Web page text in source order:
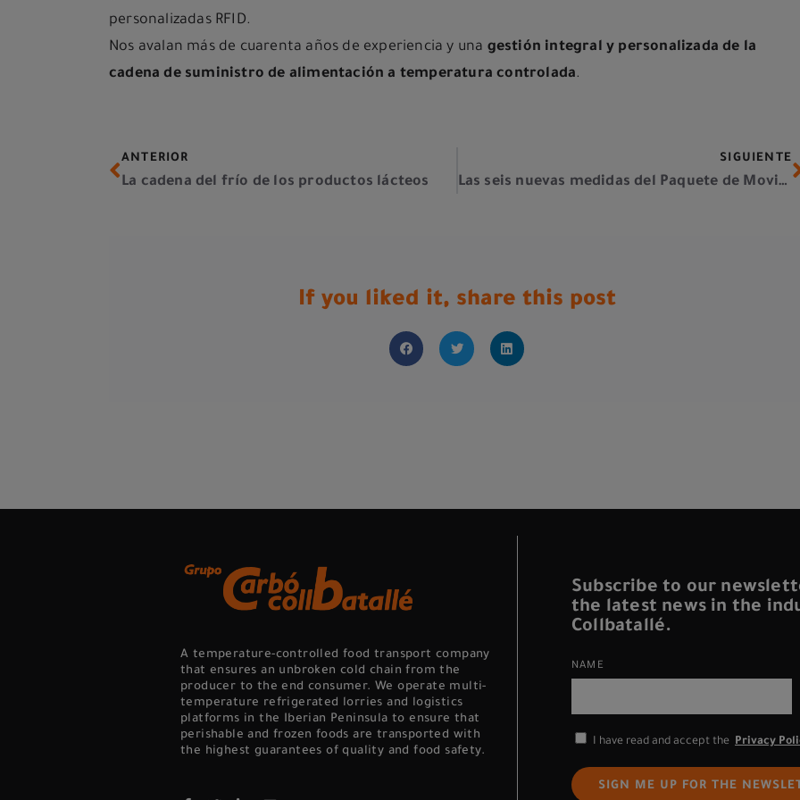
personalizadas RFID.
Nos avalan más de cuarenta años de experiencia y una gestión integral y personalizada de la
cadena de suministro de alimentación a temperatura controlada.
ANTERIOR
La cadena del frío de los productos lácteos
SIGUIENTE
Las seis nuevas medidas del Paquete de Movilidad Europeo
If you liked it, share this post
A temperature-controlled food transport company
that ensures an unbroken cold chain from the
producer to the end consumer. We operate multi-
temperature refrigerated lorries and logistics
platforms in the Iberian Peninsula to ensure that
perishable and frozen foods are transported with
the highest guarantees of quality and food safety.
Subscribe to our
the latest news in the
Collbatallé.
NAME
I have read and accept the Privacy
SIGN ME UP FOR THE